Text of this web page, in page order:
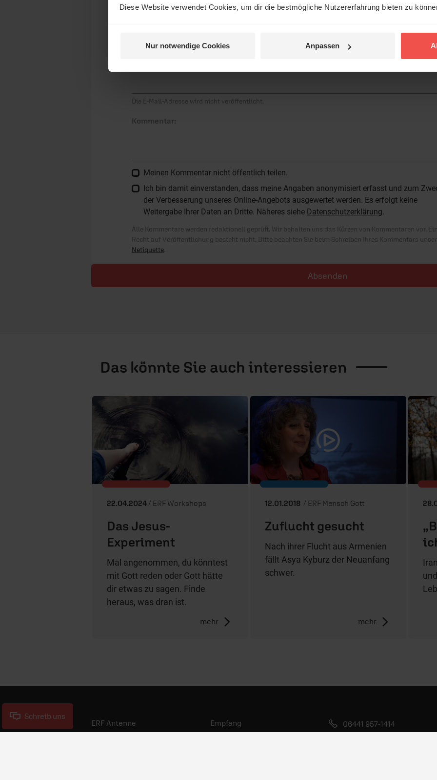
Diese Website verwendet Cookies, um dir die bestmögliche Nutzererfahrung bieten zu
Nur notwendige Cookies Anpassen
Die E-Mail-Adresse wird nicht veröffentlicht.
Kommentar:
Meinen Kommentar nicht öffentlich teilen.
Ich bin damit einverstanden, dass meine Angaben anonymisiert erfasst und zum
der Verbesserung unseres Online-Angebots ausgewertet werden. Es erfolgt keine
Weitergabe Ihrer Daten an Dritte. Näheres siehe Datenschutzerklärung.
Alle Kommentare werden redaktionell geprüft. Wir behalten uns das Kürzen von Kommentaren vor. Ein
Recht auf Veröffentlichung besteht nicht. Bitte beachten Sie beim Schreiben Ihres Kommentars
Netiquette.
Absenden
Das könnte Sie auch interessieren
22.04.2024 / ERF Workshops
Das Jesus-
Experiment
Mal angenommen, du könntest
mit Gott reden oder Gott hätte
dir etwas zu sagen. Finde
heraus, was dran ist.
mehr
12.01.2018 / ERF Mensch Gott
Zuflucht gesucht
Nach ihrer Flucht aus Armenien
fällt Asya Kyburz der Neuanfang
schwer.
mehr
ERF Antenne
Empfang
06441 957-1414
Schreib uns